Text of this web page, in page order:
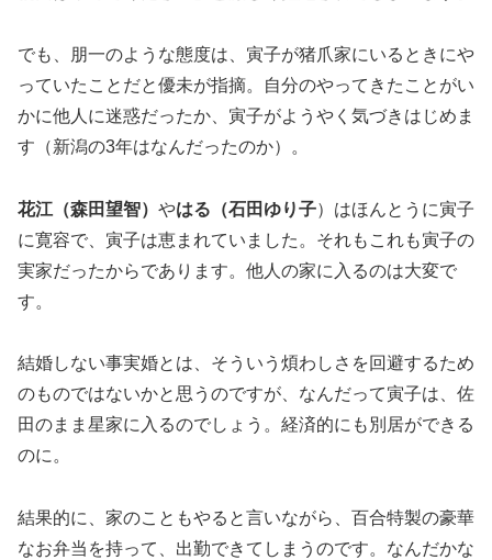
でも、朋一のような態度は、寅子が猪爪家にいるときにや
っていたことだと優未が指摘。自分のやってきたことがい
かに他人に迷惑だったか、寅子がようやく気づきはじめま
す（新潟の3年はなんだったのか）。
花江（森田望智） やはる（石田ゆり子）はほんとうに寅子
に寛容で、寅子は恵まれていました。それもこれも寅子の
実家だったからであります。他人の家に入るのは大変で
す。
結婚しない事実婚とは、そういう煩わしさを回避するため
のものではないかと思うのですが、なんだって寅子は、佐
田のまま星家に入るのでしょう。経済的にも別居ができる
のに。
結果的に、家のこともやると言いながら、百合特製の豪華
なお弁当を持って、出勤できてしまうのです。なんだかな